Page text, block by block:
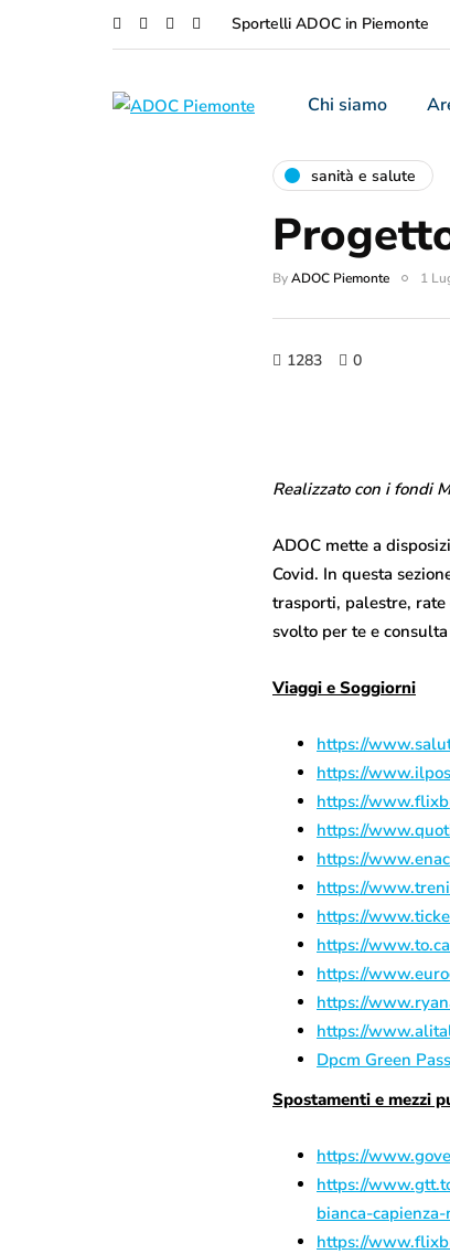
Sportelli ADOC in Piemonte
Chi siamo
sanità e salute
ByADOC Piemonte 1
1283 0
Realizzato con i fondi
ADOC mette a
Covid. In questa
trasporti, palestre,
svolto per te e
Viaggi e Soggiorni
https://
https://
https://
https://
https://
https://
https://
https://
https://
https://
https://
Dpcm Green Pass
Spostamenti e mezzi
https://
https://
bianca-
https://